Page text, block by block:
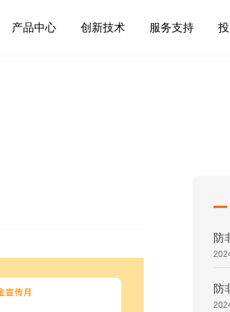
产品中心 创新技术 服务支持
防
防